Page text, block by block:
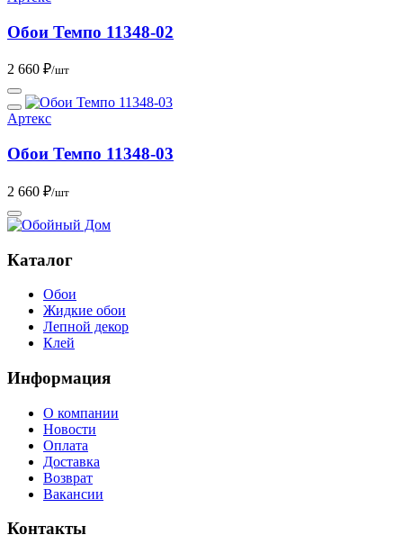
Обои Темпо 11348-02
2 660 ₽/шт
Артекс
Обои Темпо 11348-03
2 660 ₽/шт
Каталог
Обои
Жидкие обои
Лепной декор
Клей
Информация
О компании
Новости
Оплата
Доставка
Возврат
Вакансии
Контакты